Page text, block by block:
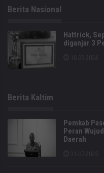
Berita Nasional
Hattrick,
diganjar 3
Berita Kaltim
Pemkab
Peran
Daerah